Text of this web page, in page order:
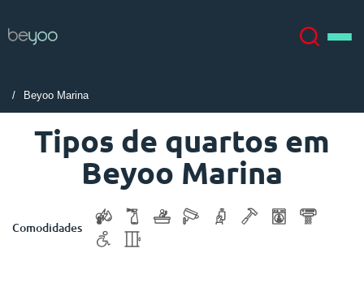
Sobre
Localizações
Mais
English (GB)
English (US)
Chinese Español
Beyoo Marina
Tipos de quartos em
Beyoo Marina
Comodidades